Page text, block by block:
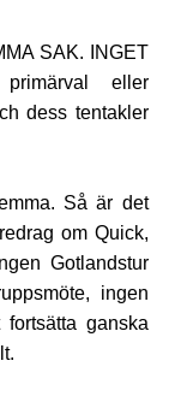
sak. Inget
primärval eller
dess tentakler
Så är det
om Quick,
Gotlandstur
ingen
ganska